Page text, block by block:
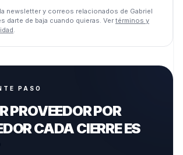
newsletter y correos relacionados de Gabriel
darte de baja cuando quieras. Ver términos y
.
PASO
PROVEEDOR POR
CADA CIERRE ES